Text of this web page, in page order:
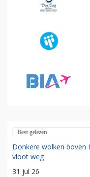
Best gelezen
Donkere wolken boven
vloot weg
31 jul 26